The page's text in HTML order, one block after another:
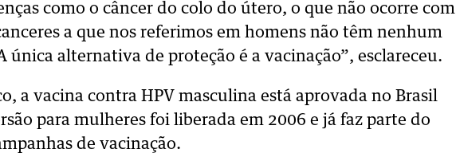
como o câncer do colo do útero, o que não ocorre com
a que nos referimos em homens não têm nenhum
única alternativa de proteção é a vacinação”, esclareceu.
a vacina contra HPV masculina está aprovada no Brasil
para mulheres foi liberada em 2006 e já faz parte do
de vacinação.